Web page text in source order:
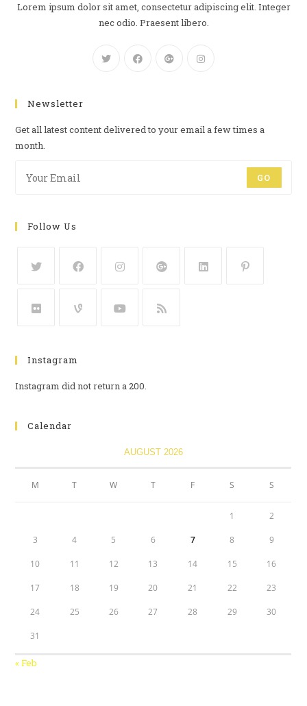
Lorem ipsum dolor sit amet, consectetur adipiscing elit. Integer
nec odio. Praesent libero.
Newsletter
Get all latest content delivered to your email a few times a
month.
GO
Follow Us
Instagram
Instagram did not return a 200.
Calendar
AUGUST 2026
M T W T F S S
1 2
3 4 5 6 7 8 9
10 11 12 13 14 15 16
17 18 19 20 21 22 23
24 25 26 27 28 29 30
31
« Feb